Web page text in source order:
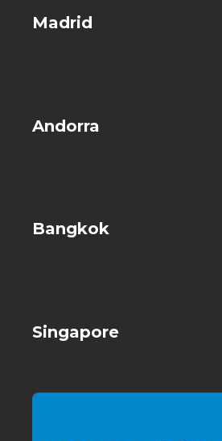
Madrid
Andorra
Bangkok
Singapore